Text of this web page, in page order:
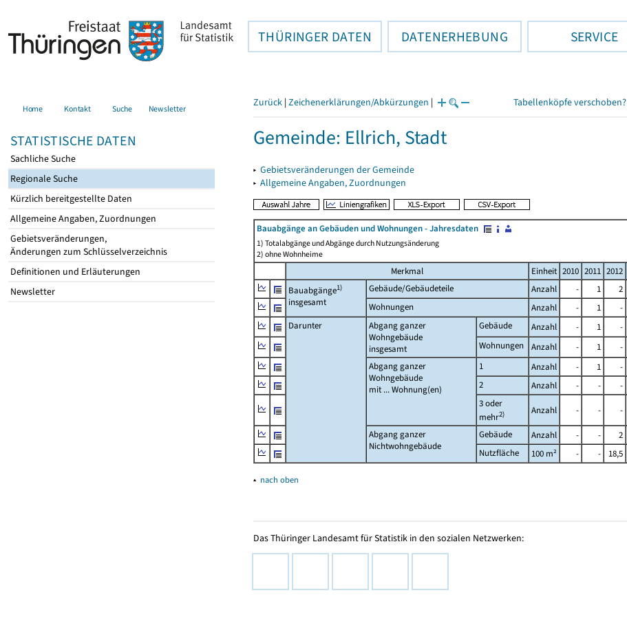
THÜRINGER DATEN DATENERHEBUNG SERVICE
Home Kontakt Suche Newsletter
STATISTISCHE DATEN
Sachliche Suche
Regionale Suche
Kürzlich bereitgestellte Daten
Allgemeine Angaben, Zuordnungen
Gebietsveränderungen,
Änderungen zum Schlüsselverzeichnis
Definitionen und Erläuterungen
Newsletter
Zurück | Zeichenerklärungen/Abkürzungen | Tabellenköpfe verschoben?
Gemeinde: Ellrich, Stadt
▸ Gebietsveränderungen der Gemeinde
▸ Allgemeine Angaben, Zuordnungen
Bauabgänge an Gebäuden und Wohnungen - Jahresdaten
1) Totalabgänge und Abgänge durch Nutzungsänderung
2) ohne Wohnheime
Merkmal Einheit 2010 2011 2012
Bauabgänge1)
insgesamt
Gebäude/Gebäudeteile Anzahl - 1 2
Wohnungen
Anzahl - 1 -
Darunter
Abgang ganzer
Wohngebäude
insgesamt
Gebäude Anzahl - 1 -
Wohnungen
Anzahl - 1 -
Abgang ganzer
Wohngebäude
mit ... Wohnung(en)
1 Anzahl - 1 -
2
Anzahl - - -
3 oder
mehr2) Anzahl - - -
Abgang ganzer
Nichtwohngebäude
Gebäude Anzahl - - 2
Nutzfläche
100 m² - - 18,5
▴ nach oben
Das Thüringer Landesamt für Statistik in den sozialen Netzwerken: